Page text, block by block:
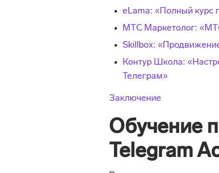
eLama: «Полный курс
МТС Маркетолог:
Skillbox:
Контур Школа:
Телеграм»
Заключение
Обучение
Telegram